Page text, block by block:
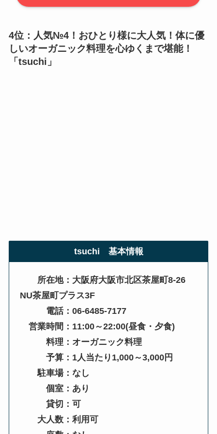
4位：人気№4！おひとり様に大人気！体に優
しいオーガニック料理を心ゆくまで堪能！
「 tsuchi 」
tsuchi 基本情報
所在地：大阪府大阪市北区茶屋町8-26
NU茶屋町プラス3F
電話：06-6485-7177
営業時間：11:00～22:00(昼食・夕食)
料理：オーガニック料理
予算：1人当たり1,000～3,000円
駐車場：なし
個室：あり
貸切：可
大人数：利用可